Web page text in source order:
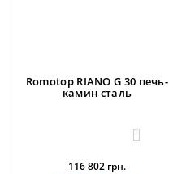
Romotop RIANO G 30 печь-
камин сталь
3
116 802 грн.